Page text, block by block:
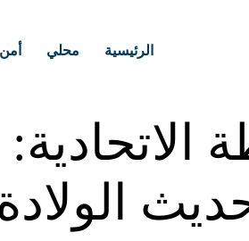
الرئيسية محلي أمن